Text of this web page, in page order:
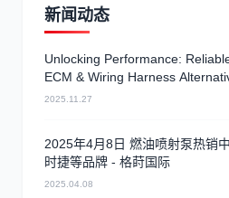
新闻动态
Unlocking Performance:
ECM & Wiring Harness
2025.11.27
2025年4月8日 燃油喷射泵热销
时捷等品牌 - 格莳国际
2025.04.08